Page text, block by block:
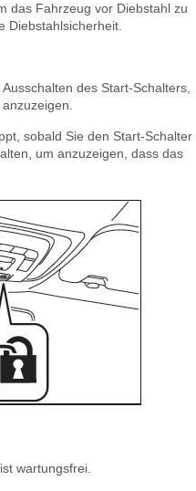
das Fahrzeug vor Diebstahl zu
Diebstahlsicherheit.
des Start-Schalters,
sobald Sie den Start-Schalter
um anzuzeigen, dass das
wartungsfrei.